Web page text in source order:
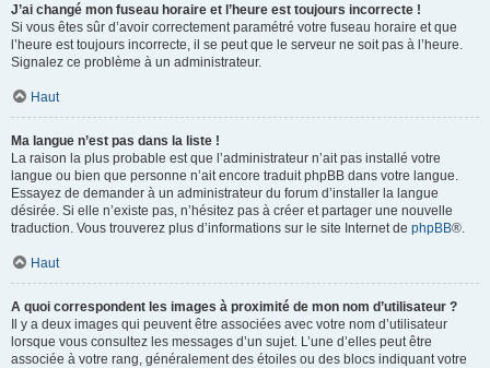
J’ai changé mon fuseau horaire et l’heure est toujours incorrecte !
Si vous êtes sûr d’avoir correctement paramétré votre fuseau horaire et que
l’heure est toujours incorrecte, il se peut que le serveur ne soit pas à l’heure.
Signalez ce problème à un administrateur.
Haut
Ma langue n’est pas dans la liste !
La raison la plus probable est que l’administrateur n’ait pas installé votre
langue ou bien que personne n’ait encore traduit phpBB dans votre langue.
Essayez de demander à un administrateur du forum d’installer la langue
désirée. Si elle n’existe pas, n’hésitez pas à créer et partager une nouvelle
traduction. Vous trouverez plus d’informations sur le site Internet de phpBB®.
Haut
A quoi correspondent les images à proximité de mon nom d’utilisateur ?
Il y a deux images qui peuvent être associées avec votre nom d’utilisateur
lorsque vous consultez les messages d’un sujet. L’une d’elles peut être
associée à votre rang, généralement des étoiles ou des blocs indiquant votre